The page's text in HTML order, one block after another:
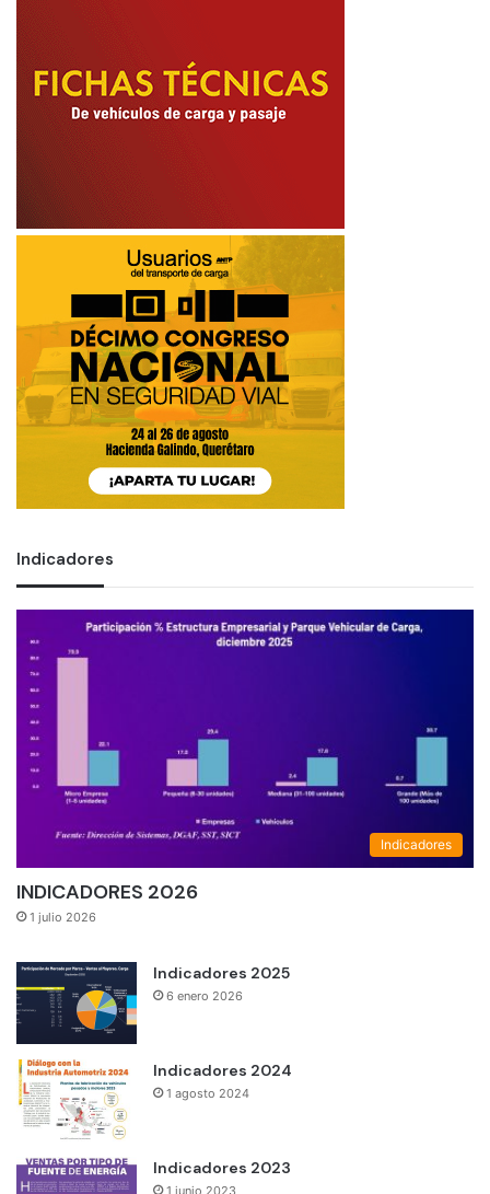
Indicadores
Indicadores
INDICADORES 2026
1 julio 2026
Indicadores 2025
6 enero 2026
Indicadores 2024
1 agosto 2024
Indicadores 2023
1 junio 2023